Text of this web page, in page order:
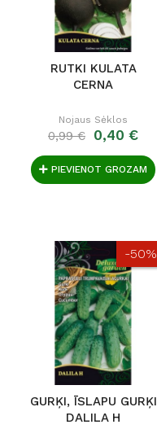
RUTKI KULATA
CERNA
Nojaus Sėklos
0,99 € 0,40 €
PIEVIENOT GROZAM
-50%
GURĶI, ĪSLAPU GURĶI
DALILA H